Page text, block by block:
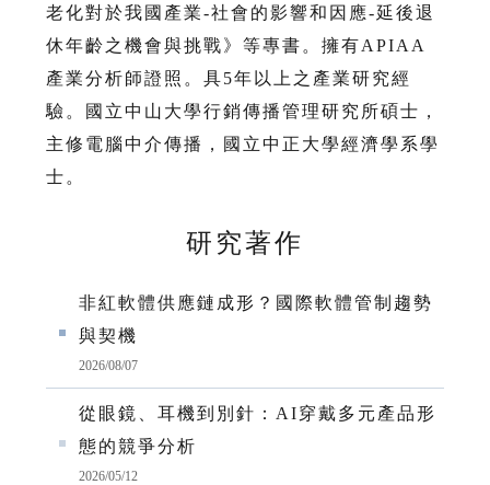
老化對於我國產業-社會的影響和因應-延後退
休年齡之機會與挑戰》等專書。擁有APIAA
產業分析師證照。具5年以上之產業研究經
驗。國立中山大學行銷傳播管理研究所碩士，
主修電腦中介傳播，國立中正大學經濟學系學
士。
研究著作
非紅軟體供應鏈成形？國際軟體管制趨勢
與契機
2026/08/07
從眼鏡、耳機到別針：AI穿戴多元產品形
態的競爭分析
2026/05/12